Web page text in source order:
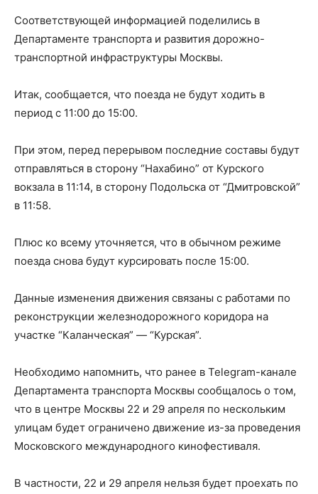
Соответствующей информацией поделились в
Департаменте транспорта и развития дорожно-
транспортной инфраструктуры Москвы.
Итак, сообщается, что поезда не будут ходить в
период с 11:00 до 15:00.
При этом, перед перерывом последние составы будут
отправляться в сторону “Нахабино” от Курского
вокзала в 11:14, в сторону Подольска от “Дмитровской”
в 11:58.
Плюс ко всему уточняется, что в обычном режиме
поезда снова будут курсировать после 15:00.
Данные изменения движения связаны с работами по
реконструкции железнодорожного коридора на
участке “Каланческая” — “Курская”.
Необходимо напомнить, что ранее в Telegram-канале
Департамента транспорта Москвы сообщалось о том,
что в центре Москвы 22 и 29 апреля по нескольким
улицам будет ограничено движение из-за проведения
Московского международного кинофестиваля.
В частности, 22 и 29 апреля нельзя будет проехать по